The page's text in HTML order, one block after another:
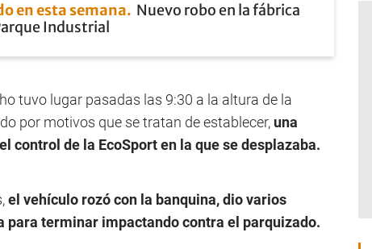
en esta semana
Nuevo robo en la fábrica
Industrial
tuvo lugar pasadas las 9:30 a la altura de la
por motivos que se tratan de establecer, una
control de la EcoSport en la que se desplazaba.
el vehículo rozó con la banquina, dio varios
para terminar impactando contra el parquizado.